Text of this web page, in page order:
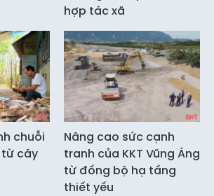
hợp tác xã
chuỗi
cây
Nâng cao sức cạnh
tranh của KKT Vũng Áng
từ đồng bộ hạ tầng
thiết yếu